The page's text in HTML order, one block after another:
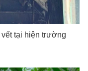
tại hiện trường